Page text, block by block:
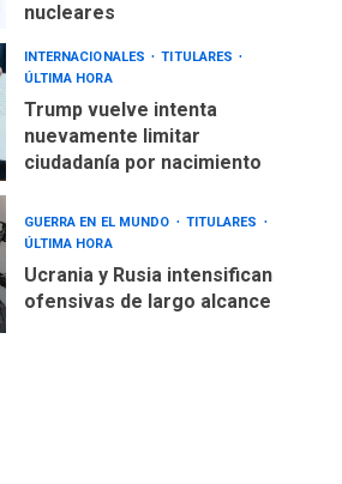
nucleares
INTERNACIONALES
TITULARES
ÚLTIMA HORA
Trump vuelve intenta
nuevamente limitar
ciudadanía por nacimiento
GUERRA EN EL MUNDO
TITULARES
ÚLTIMA HORA
Ucrania y Rusia intensifican
ofensivas de largo alcance